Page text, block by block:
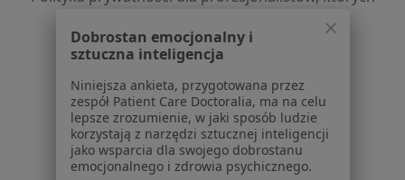
Polityka cookies
Jak działają wyniki wyszukiwania
Dostępność
O nas
Praca Rekrutujemy!
Partnerzy
Centrum prasowe
Dobrostan emocjonalny i
sztuczna inteligencja
Niniejsza ankieta, przygotowana przez
zespół Patient Care Doctoralia, ma na celu
lepsze zrozumienie, w jaki sposób ludzie
korzystają z narzędzi sztucznej inteligencji
jako wsparcia dla swojego dobrostanu
emocjonalnego i zdrowia psychicznego.